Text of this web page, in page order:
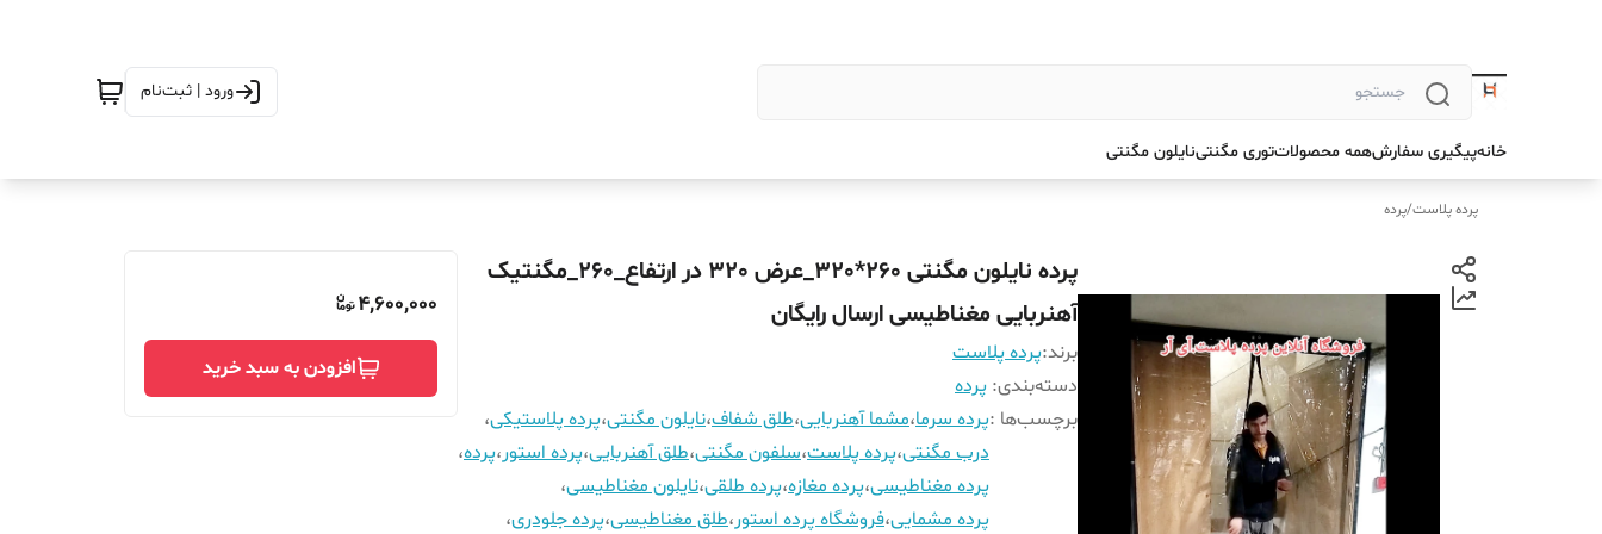
ورود | ثبت‌نام
خانهپیگیری سفارشهمه محصولاتتوری مگنتینایلون مگنتی
پرده پلاست/پرده
پرده نایلون مگنتی 260*320_عرض 320 در ارتفاع_260_مگنتیک
آهنربایی مغناطیسی ارسال رایگان
برند:پرده پلاست
دسته‌بندی: پرده
برچسب‌ها :پرده سرما،مشما آهنربایی،طلق شفاف،نایلون مگنتی،پرده پلاستیکی،
درب مگنتی،پرده پلاست،سلفون مگنتی،طلق آهنربایی،پرده استور،پرده،
پرده مغناطیسی،پرده مغازه،پرده طلقی،نایلون مغناطیسی،
پرده مشمایی،فروشگاه پرده استور،طلق مغناطیسی،پرده جلودری،
4,600,000
افزودن به سبد خرید